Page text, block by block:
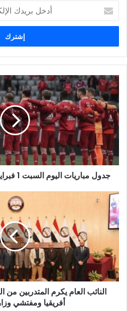
بريدك
الإلكتروني
جدول
مباريات
اليوم
السبت
1
فبراير
والقنوات
الناقلة
جدول مباريات اليوم السبت 1 فبراير 2025 والقنوات الناقلة
النائب
العام
يكرم
المتدربين
النيابة
العامة
الليبية
ودول
أفريقياالنائب العام يكرم المتدربين من
أفريقيا ومفتشي